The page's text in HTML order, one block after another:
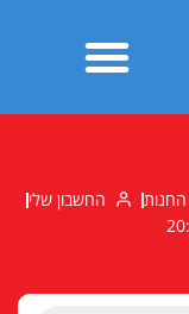
החנות
החשבון שלי